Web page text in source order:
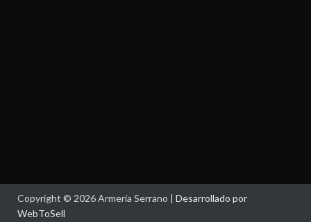
Copyright © 2026 Armería Serrano | Desarrollado por
WebToSell